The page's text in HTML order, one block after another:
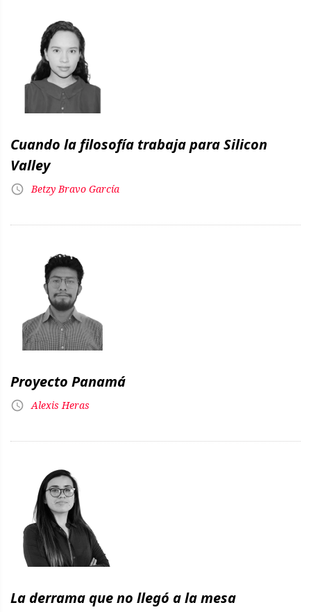
Cuando la filosofía trabaja para Silicon
Valley
Betzy Bravo García
Proyecto Panamá
Alexis Heras
La derrama que no llegó a la mesa